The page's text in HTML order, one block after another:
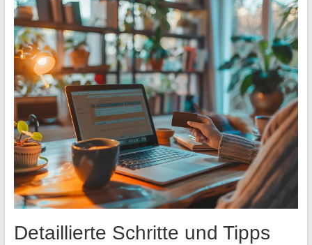
Detaillierte Schritte und Tipps